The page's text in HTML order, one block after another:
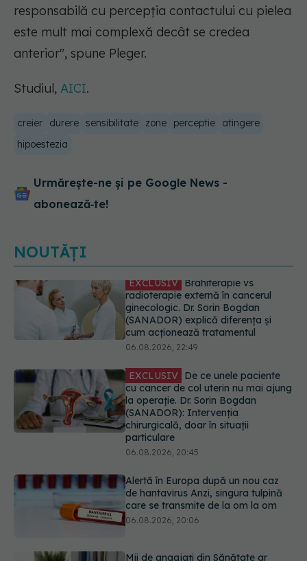
responsabilă cu percepția contactului cu pielea
este mult mai complexă decât se credea
anterior", spune Pleger.
Studiul, AICI.
creier durere sensibilitate zone perceptie
atingere
hipoestezia
Urmărește-ne și pe Google News -
abonează‑te!
NOUTĂȚI
EXCLUSIV De ce unele paciente
cu cancer de col uterin nu mai ajung
la operație. Dr. Sorin Bogdan
(SANADOR): Intervenția
chirurgicală, doar în situații
06.08.2026, 20:45
Alertă în Europa după un nou caz
de hantavirus Anzi, singura tulpină
care se transmite de la om la om
06.08.2026, 20:06
Mii de angajați din Sănătate ar
putea primi salarii mai mari.
Sindicatele cer schimbarea legii
06.08.2026, 19:26